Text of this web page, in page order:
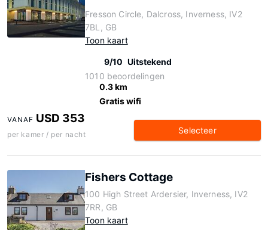
Fresson Circle, Dalcross, Inverness, IV2
7BL, GB
Toon kaart
9/10 Uitstekend
1010 beoordelingen
0.3 km
Gratis wifi
VANAF USD 353
per kamer / per nacht Selecteer
Fishers Cottage
100 High Street Ardersier, Inverness, IV2
7RR, GB
Toon kaart